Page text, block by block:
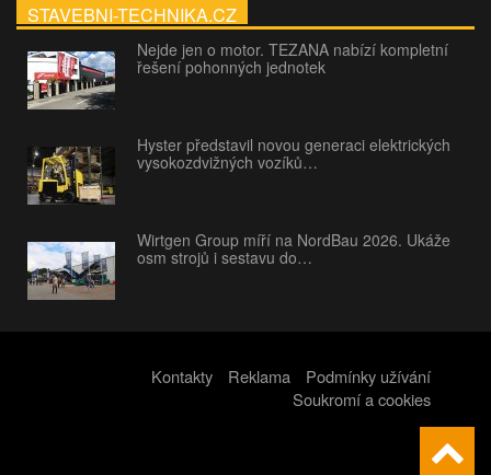
STAVEBNI-TECHNIKA.CZ
Nejde jen o motor. TEZANA nabízí kompletní
řešení pohonných jednotek
Hyster představil novou generaci elektrických
vysokozdvižných vozíků…
Wirtgen Group míří na NordBau 2026. Ukáže
osm strojů i sestavu do…
Kontakty Reklama
Podmínky užívání
Soukromí a cookies